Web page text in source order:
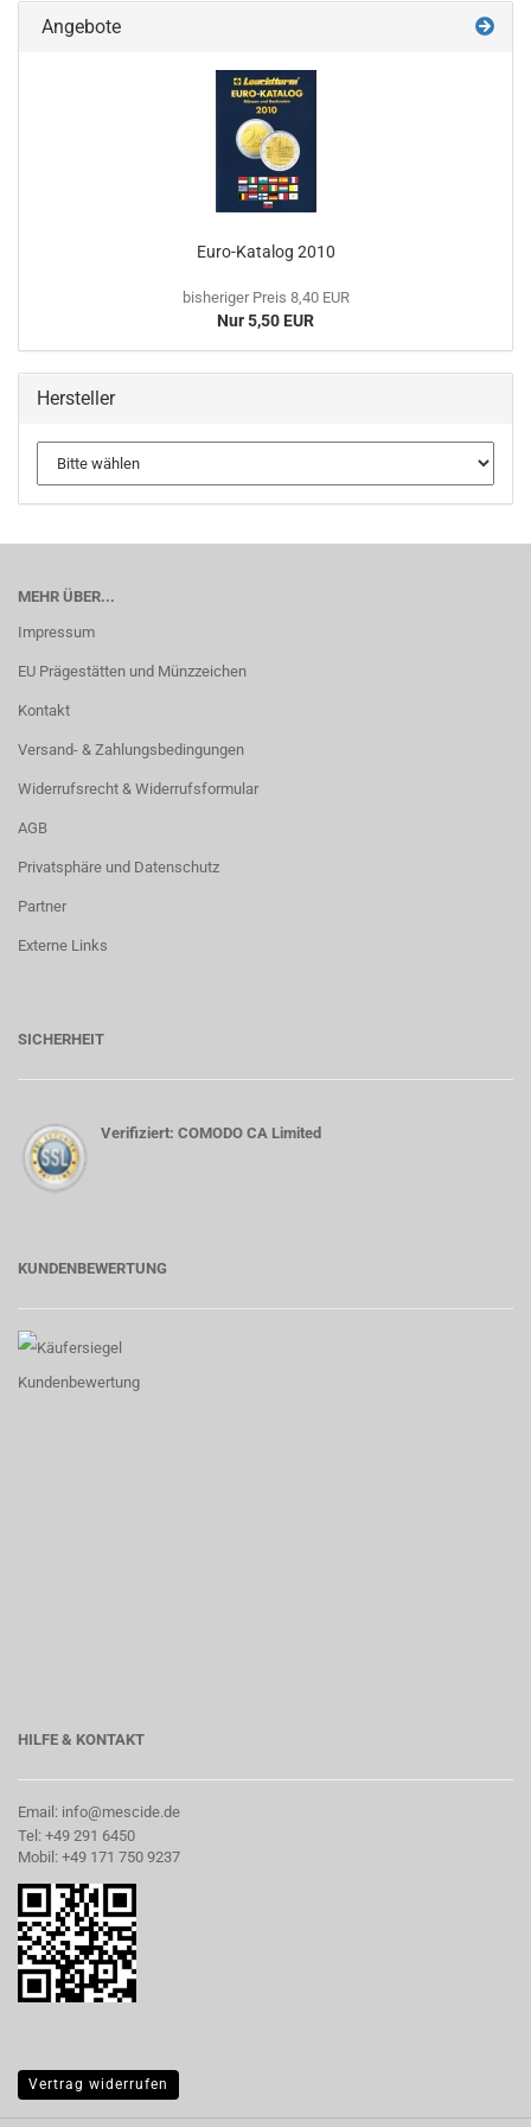
Angebote
Euro-​Katalog 2010
bisheriger Preis 8,40 EUR
Nur 5,50 EUR
Hersteller
MEHR ÜBER...
Impressum
EU Prägestätten und Münzzeichen
Kontakt
Versand- & Zahlungsbedingungen
Widerrufsrecht & Widerrufsformular
AGB
Privatsphäre und Datenschutz
Partner
Externe Links
SICHERHEIT
Verifiziert: COMODO CA Limited
KUNDENBEWERTUNG
HILFE & KONTAKT
Email: info@mescide.de
Tel: +49 291 6450
Mobil: +49 171 750 9237
Vertrag widerrufen